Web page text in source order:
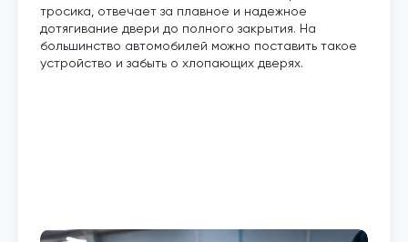
тросика, отвечает за плавное и надежное
дотягивание двери до полного закрытия. На
большинство автомобилей можно поставить такое
устройство и забыть о хлопающих дверях.